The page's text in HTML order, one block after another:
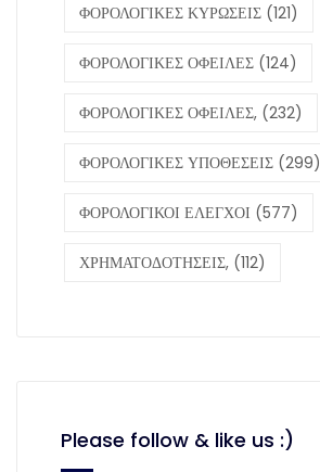
ΦΟΡΟΛΟΓΙΚΕΣ ΚΥΡΩΣΕΙΣ (121)
ΦΟΡΟΛΟΓΙΚΕΣ ΟΦΕΙΛΕΣ (124)
ΦΟΡΟΛΟΓΙΚΕΣ ΟΦΕΙΛΕΣ, (232)
ΦΟΡΟΛΟΓΙΚΕΣ ΥΠΟΘΕΣΕΙΣ (299)
ΦΟΡΟΛΟΓΙΚΟΙ ΕΛΕΓΧΟΙ (577)
ΧΡΗΜΑΤΟΔΟΤΗΣΕΙΣ, (112)
Please follow & like us :)